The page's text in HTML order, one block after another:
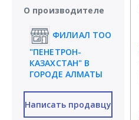
О производителе
ФИЛИАЛ ТОО
"ПЕНЕТРОН-
КАЗАХСТАН" В
ГОРОДЕ АЛМАТЫ
Написать продавцу